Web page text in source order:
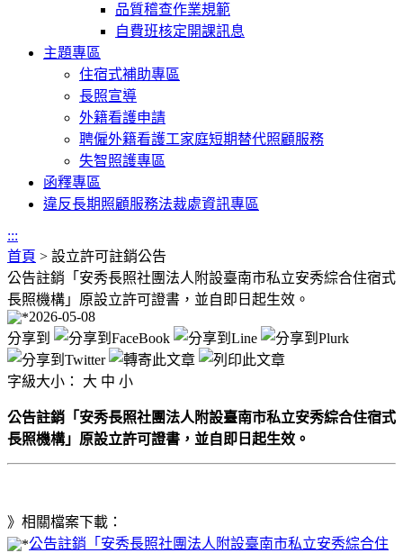
品質稽查作業規範
自費班核定開課訊息
主題專區
住宿式補助專區
長照宣導
外籍看護申請
聘僱外籍看護工家庭短期替代照顧服務
失智照護專區
函釋專區
違反長期照顧服務法裁處資訊專區
:::
首頁 > 設立許可註銷公告
公告註銷「安秀長照社團法人附設臺南市私立安秀綜合住宿式
長照機構」原設立許可證書，並自即日起生效。
2026-05-08
分享到
字級大小： 大 中 小
公告註銷「安秀長照社團法人附設臺南市私立安秀綜合住宿式
長照機構」原設立許可證書，並自即日起生效。
》相關檔案下載：
公告註銷「安秀長照社團法人附設臺南市私立安秀綜合住